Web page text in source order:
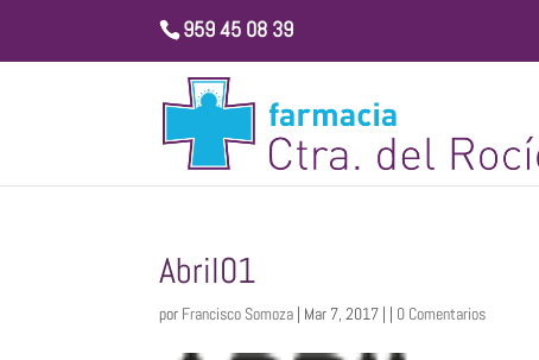
959 45 08 39
Abril01
por Francisco Somoza | Mar 7, 2017 | | 0 Comentarios